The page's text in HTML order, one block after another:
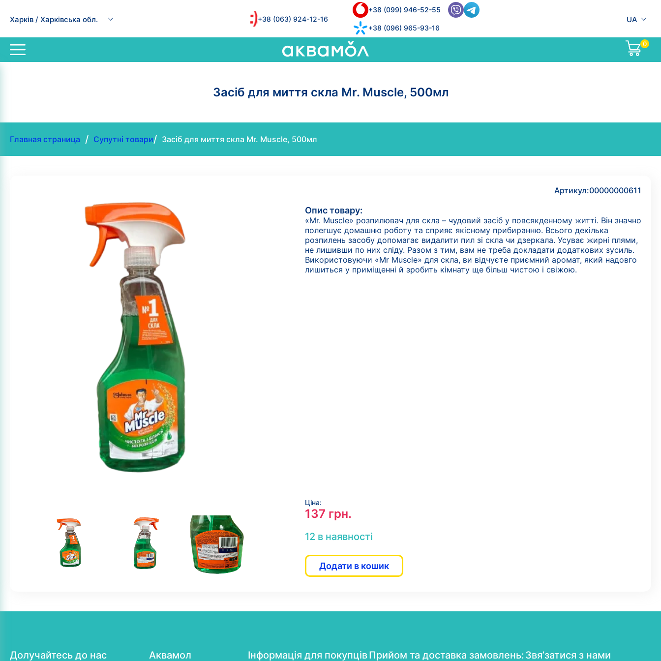
Харків / Харківська обл. +38 (063) 924-12-16
+38 (099) 946-52-55
+38 (096) 965-93-16
UA
0
Засіб для миття cкла Mr. Muscle, 500мл
Главная страница / Супутні товари/ Засіб для миття cкла Mr. Muscle, 500мл
Артикул:00000000611
Опис товару:
«Mr. Muscle» розпилювач для скла – чудовий засіб у повсякденному житті. Він значно
полегшує домашню роботу та сприяє якісному прибиранню. Всього декілька
розпилень засобу допомагає видалити пил зі скла чи дзеркала. Усуває жирні плями,
не лишивши по них сліду. Разом з тим, вам не треба докладати додаткових зусиль.
Використовуючи «Mr Muscle» для скла, ви відчуєте приємний аромат, який надовго
лишиться у приміщенні й зробить кімнату ще більш чистою і свіжою.
Ціна:
137 грн.
12 в наявності
Додати в кошик
Долучайтесь до нас Аквамол Інформація для покупцівПрийом та доставка замовлень:Звя’затися з нами